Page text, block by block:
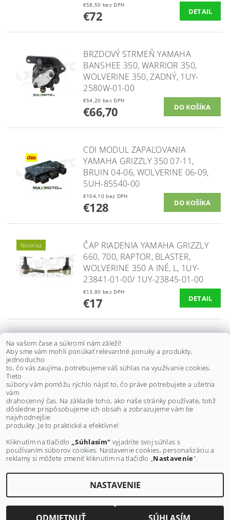
€58,50 bez DPH
€72 DETAIL
BRZDOVÝ STRMEŇ YAMAHA
BANSHEE 350, WARRIOR 350,
WOLVERINE 350, ZADNÝ, 1UY-
2580W-01-00
€54,20 bez DPH
€66,70
CDI MODUL ZAPAĽOVANIA
YAMAHA GRIZZLY 350 07-11,
BRUIN 04-06, WOLVERINE 06-09,
5UH-85540-00
€104,10 bez DPH
€128
Novinka
ČAP RIADENIA YAMAHA GRIZZLY
660, 700, RAPTOR, BLASTER,
WOLVERINE 350 A INÉ, L, 1UY-
23841-01-00/ 1UY-23845-01-00
€13,80 bez DPH
€17 DETAIL
ČAP RIADENIA YAMAHA GRIZZLY
660, 700, RAPTOR, BLASTER,
WOLVERINE 350 A INÉ, L, 1UY-
23841-01-00/ 1UY-23845-01-00
€13 bez DPH
€16
ĎALŠIE PRODUKTY
1 2 3 ... 11
2026 ©MAXMOTO.SK, všetky práva vyhradenéUpraviť nastavenie cookies
Na vašom čase a súkromí nám záleží!
Aby sme vám mohli ponúkať relevantné ponuky a produkty,
jednoducho
to, čo vás zaujíma, potrebujeme váš súhlas na využívanie cookies.
Tieto
súbory vám pomôžu rýchlo nájsť to, čo práve potrebujete a ušetria
vám
drahocenný čas. Na základe toho, ako naše stránky používate, totiž
dôsledne prispôsobujeme ich obsah a zobrazujeme vám tie
najvhodnejšie
produkty. Je to praktické a efektívne!
Kliknutím na tlačidlo „Súhlasím" vyjadríte svoj súhlas s
používaním súborov cookies. Nastavenie cookies, personalizáciu a
reklamy si môžete zmeniť kliknutím na tlačidlo „Nastavenie".
NASTAVENIE